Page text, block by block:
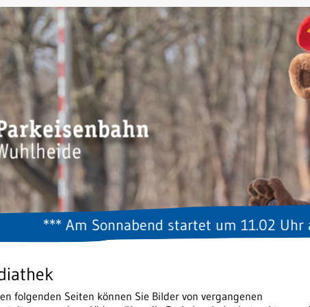
*** Am Sonnabend startet um 11.02 Uhr ab
folgenden Seiten können Sie Bilder von vergangenen